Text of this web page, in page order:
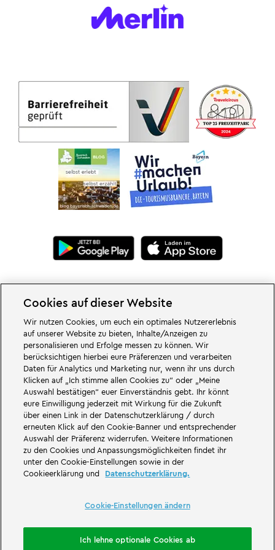
Großartiges erwartet euch in den Abenteuerwelten des Familien- und
Freizeitparks LEGOLAND Deutschland in Bayern. Erlebt spannende
Attraktionenund jede Menge LEGO® Spaß. LEGOLAND Deutschland Resort
ist einFreizeitparkfür Familien mit Kindern zwischen zwei und 12 Jahren.
Der LEGOLAND Park liegt bei Günzburg in Bayern. LEGOLAND Deutschland
ist einer der größten Freizeitparks in Bayern und einer der bekanntesten
und beliebtesten Freizeitparks in Deutschland. Der Themenpark bietet mit
68 Attraktionen und Achterbahnen ein einmaliges Erlebnis für Erwachsene
und Kinder. Neben dem Freizeitpark zählt auch ein Feriendorf mit
Pirateninsel Hotel, thematisierten Ferienhäusern, Ritterburgen, auf einem
LEGO, das LEGO Logo, die Konfigurationen des Steines und der Noppen,
Cookie-Einstellungen ändern
Cookies auf dieser Website
Wir nutzen Cookies, um euch ein optimales Nutzererlebnis
auf unserer Website zu bieten, Inhalte/Anzeigen zu
personalisieren und Erfolge messen zu können. Wir
berücksichtigen hierbei eure Präferenzen und verarbeiten
Daten für Analytics und Marketing nur, wenn ihr uns durch
Klicken auf „Ich stimme allen Cookies zu“ oder „Meine
Auswahl bestätigen“ euer Einverständnis gebt. Ihr könnt
eure Einwilligung jederzeit mit Wirkung für die Zukunft
über einen Link in der Datenschutzerklärung / durch
erneuten Klick auf den Cookie-Banner und entsprechender
Auswahl der Präferenz widerrufen. Weitere Informationen
zu den Cookies und Anpassungsmöglichkeiten findet ihr
unter den Cookie-Einstellungen sowie in der
Cookieerklärung und
Datenschutzerklärung.
Cookie-Einstellungen ändern
Ich lehne optionale Cookies ab